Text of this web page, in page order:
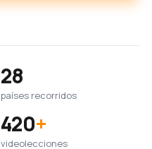
28
países recorridos
420+
videolecciones